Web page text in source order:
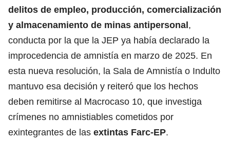
delitos de empleo, producción, comercialización
y almacenamiento de minas antipersonal,
conducta por la que la JEP ya había declarado la
improcedencia de amnistía en marzo de 2025. En
esta nueva resolución, la Sala de Amnistía o Indulto
mantuvo esa decisión y reiteró que los hechos
deben remitirse al Macrocaso 10, que investiga
crímenes no amnistiables cometidos por
exintegrantes de las extintas Farc-EP.